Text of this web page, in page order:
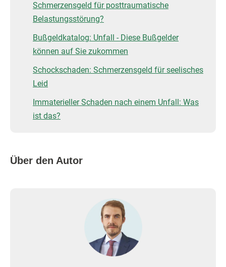
Schmerzensgeld für posttraumatische
Belastungsstörung?
Bußgeldkatalog: Unfall - Diese Bußgelder
können auf Sie zukommen
Schockschaden: Schmerzensgeld für seelisches
Leid
Immaterieller Schaden nach einem Unfall: Was
ist das?
Über den Autor